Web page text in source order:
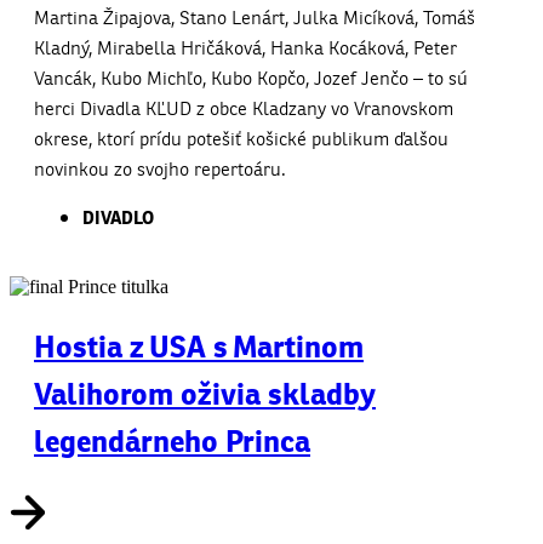
Martina Žipajova, Stano Lenárt, Julka Micíková, Tomáš
Kladný, Mirabella Hričáková, Hanka Kocáková, Peter
Vancák, Kubo Michľo, Kubo Kopčo, Jozef Jenčo – to sú
herci Divadla KĽUD z obce Kladzany vo Vranovskom
okrese, ktorí prídu potešiť košické publikum ďalšou
novinkou zo svojho repertoáru.
DIVADLO
Hostia z USA s Martinom
Valihorom oživia skladby
legendárneho Princa